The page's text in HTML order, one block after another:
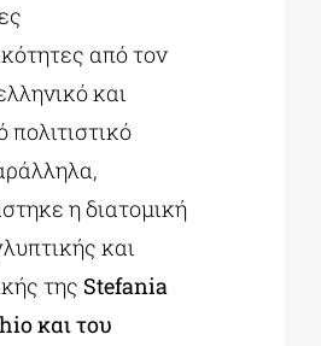
από τον
και
πολιτιστικό
η διατομική
και
της Stefania
και του